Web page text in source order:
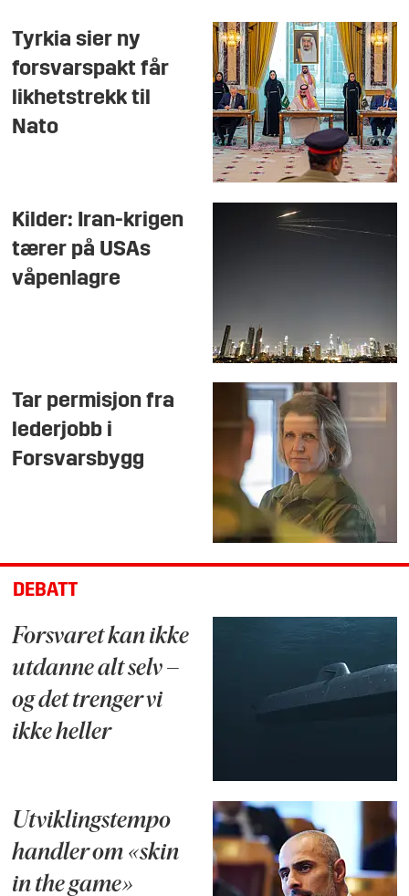
Tyrkia sier ny
forsvarspakt får
likhetstrekk til
Nato
Kilder: Iran-krigen
tærer på USAs
våpenlagre
Tar permisjon fra
lederjobb i
Forsvarsbygg
DEBATT
Forsvaret kan ikke
utdanne alt selv –
og det trenger vi
ikke heller
Utviklingstempo
handler om «skin
in the game»